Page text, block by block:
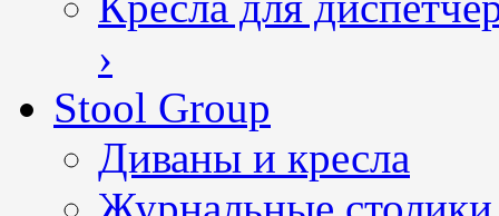
›
Stool Group
Диваны и кресла